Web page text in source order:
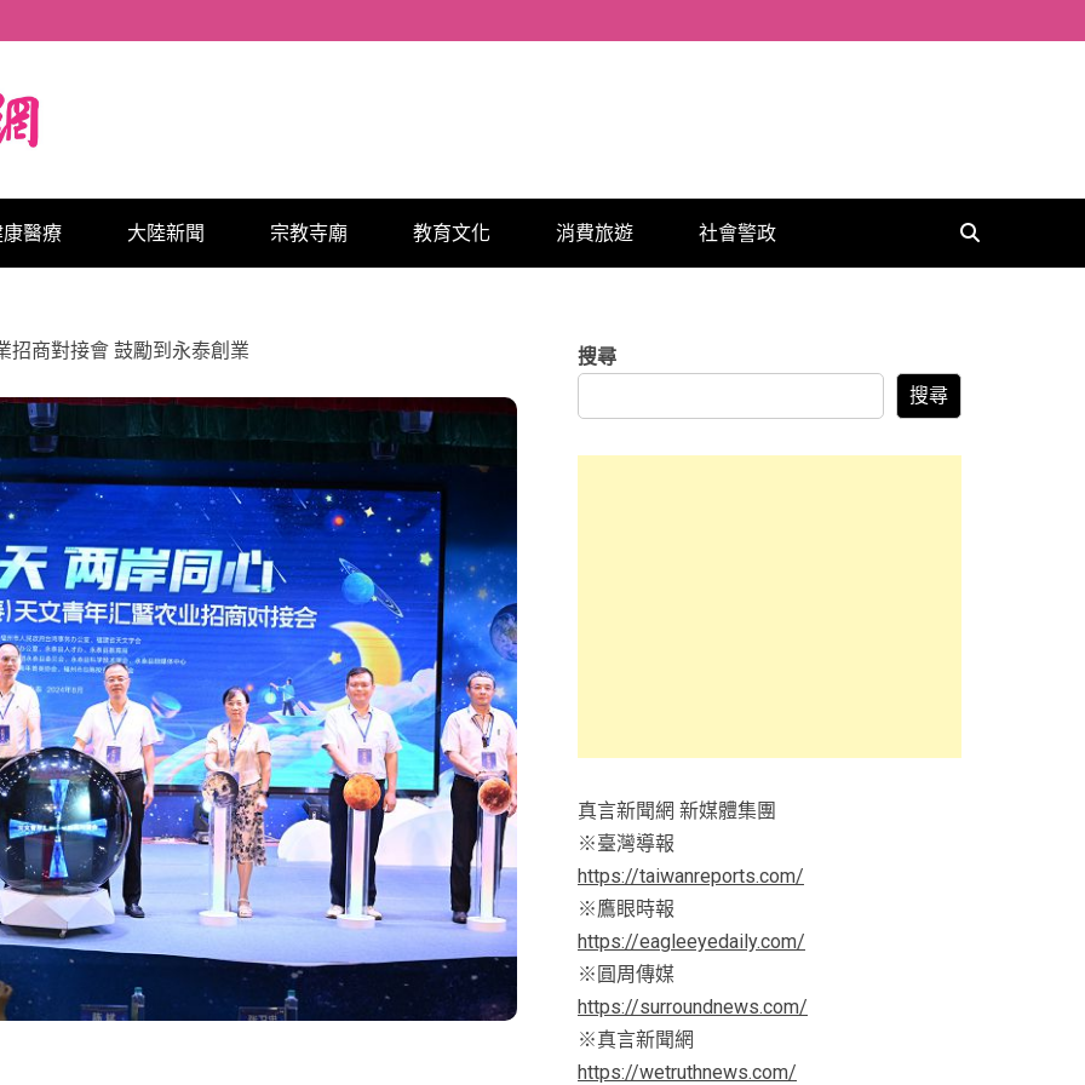
醫療 大陸新聞 宗教寺廟 教育文化 消費旅遊 社會警政
招商對接會 鼓勵到永泰創業
搜尋
搜尋
真言新聞網 新媒體集團
※臺灣導報
https://taiwanreports.com/
※鷹眼時報
https://eagleeyedaily.com/
※圓周傳媒
https://surroundnews.com/
※真言新聞網
https://wetruthnews.com/